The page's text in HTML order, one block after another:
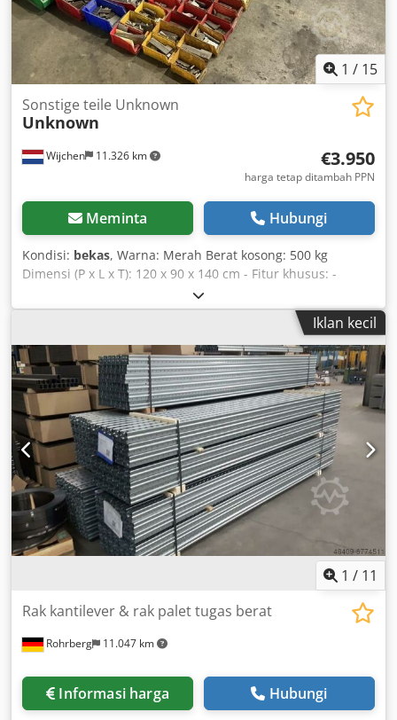
1 / 15
Wijchen 11.326 km
Sonstige teile Unknown
Unknown
€3.950
harga tetap ditambah PPN
Meminta Hubungi
Kondisi: bekas, Warna: Merah Berat kosong: 500 kg
Dimensi (P x L x T): 120 x 90 x 140 cm - Fitur khusus: -
Deskripsi: berbagai mata pisau ketam - Dokumentasi
tersedia: Tidak - Sertifikat CE: Tidak - Dimensi pengiriman:
1200mm x 900mm x 1400mm (p x l x t) - Berat pengiriman
[kg]: 500kg Crodpfszrnwfjx Al Sof - Paket pengiriman [unit]:
1 Informasi keuangan Pajak pertambahan nilai (PPN):
Harga yang tertera belum termasuk PPN PPN/Pajak
berdasarkan selisih: PPN dapat dikurangkan untuk
pengusaha Pengiriman dan penawaran tukar-tambah
tersedia setiap saat untuk semua produk dari sektor
industri Yorick Diebels
Iklan kecil
1 / 11
Rohrberg 11.047 km
Rak kantilever & rak palet tugas berat
Informasi harga Hubungi